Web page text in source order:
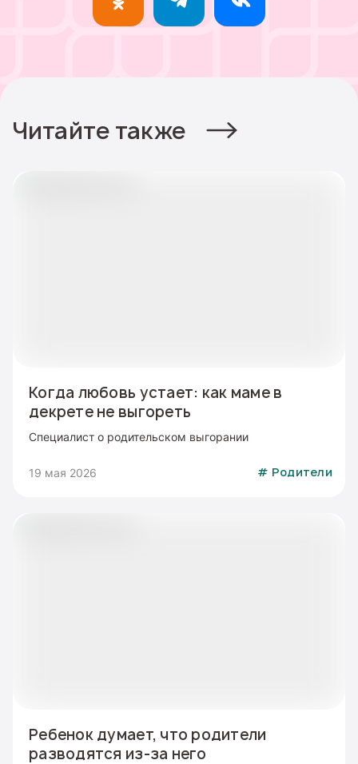
Читайте также
Когда любовь устает: как маме в
декрете не выгореть
Специалист о родительском выгорании
19 мая 2026 # Родители
Ребенок думает, что родители
разводятся из-за него